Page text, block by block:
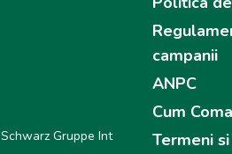
Schwarz Gruppe Int
campanii
ANPC
Cum
Termeni